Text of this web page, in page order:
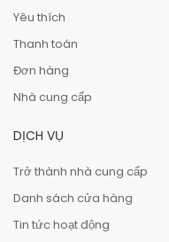
Yêu thích
Thanh toán
Đơn hàng
Nhà cung cấp
DỊCH VỤ
Trở thành nhà cung cấp
Danh sách cửa hàng
Tin tức hoạt động